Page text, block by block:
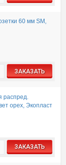
60 мм SM,
ЗАКАЗАТЬ
распред.
орех, Экопласт
ЗАКАЗАТЬ